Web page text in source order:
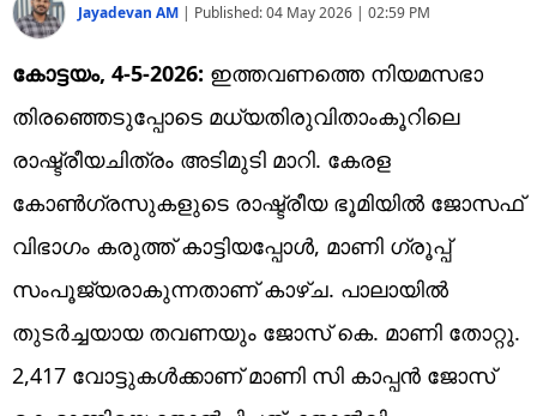
Jayadevan AM | Published:04 May 2026 | 02:59 PM
കോട്ടയം, 4-5-2026: ഇത്തവണത്തെ നിയമസഭാ
തിരഞ്ഞെടുപ്പോടെ മധ്യതിരുവിതാംകൂറിലെ
രാഷ്ട്രീയചിത്രം അടിമുടി മാറി. കേരള
കോണ്‍ഗ്രസുകളുടെ രാഷ്ട്രീയ ഭൂമിയില്‍ ജോസഫ്
വിഭാഗം കരുത്ത് കാട്ടിയപ്പോള്‍, മാണി ഗ്രൂപ്പ്
സംപൂജ്യരാകുന്നതാണ് കാഴ്ച. പാലായില്‍
തുടര്‍ച്ചയായ തവണയും ജോസ് കെ. മാണി തോറ്റു.
2,417 വോട്ടുകള്‍ക്കാണ് മാണി സി കാപ്പന്‍ ജോസ്